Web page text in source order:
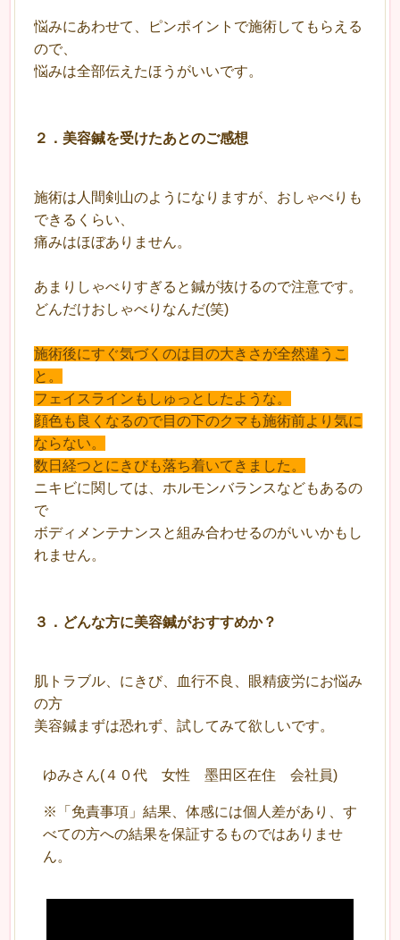
悩みにあわせて、ピンポイントで施術してもらえる
ので、
悩みは全部伝えたほうがいいです。
２ ． 美容鍼を受けたあとのご感想
施術は人間剣山のようになりますが、おしゃべりも
できるくらい、
痛みはほぼありません。
あまりしゃべりすぎると鍼が抜けるので注意です。
どんだけおしゃべりなんだ(笑)
施術後にすぐ気づくのは目の大きさが全然違うこ
と。
フェイスラインもしゅっとしたような。
顔色も良くなるので目の下のクマも施術前より気に
ならない。
数日経つとにきびも落ち着いてきました。
ニキビに関しては、ホルモンバランスなどもあるの
で
ボディメンテナンスと組み合わせるのがいいかもし
れません。
３ ． どんな方に美容鍼がおすすめか？
肌トラブル、にきび、血行不良、眼精疲労にお悩み
の方
美容鍼まずは恐れず、試してみて欲しいです。
ゆみさん(４０代 女性 墨田区在住 会社員)
※「免責事項」結果、体感には個人差があり、す
べての方への結果を保証するものではありませ
ん。